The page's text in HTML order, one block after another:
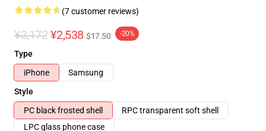
(7 customer reviews)
¥3,172 ¥2,538 $17.50 -20%
Type
iPhone
Samsung
Style
PC black frosted shell
RPC transparent soft shell
LPC glass phone case